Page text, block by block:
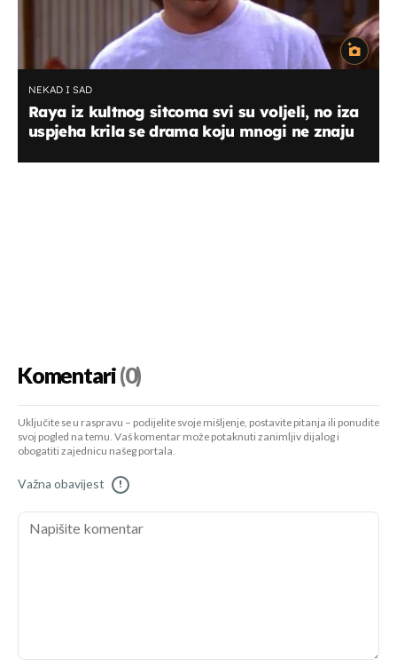
NEKAD I SAD
Raya iz kultnog sitcoma svi su voljeli, no iza
uspjeha krila se drama koju mnogi ne znaju
Komentari(0)
Uključite se u raspravu – podijelite svoje mišljenje, postavite pitanja ili ponudite
svoj pogled na temu. Vaš komentar može potaknuti zanimljiv dijalog i
obogatiti zajednicu našeg portala.
Važna obavijest !